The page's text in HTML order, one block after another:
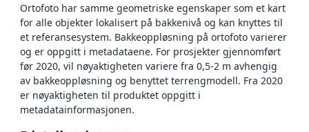
Ortofoto har samme geometriske egenskaper som et kart
for alle objekter lokalisert på bakkenivå og kan knyttes til
et referansesystem. Bakkeoppløsning på ortofoto varierer
og er oppgitt i metadataene. For prosjekter gjennomført
før 2020, vil nøyaktigheten variere fra 0,5-2 m avhengig
av bakkeoppløsning og benyttet terrengmodell. Fra 2020
er nøyaktigheten til produktet oppgitt i
metadatainformasjonen.